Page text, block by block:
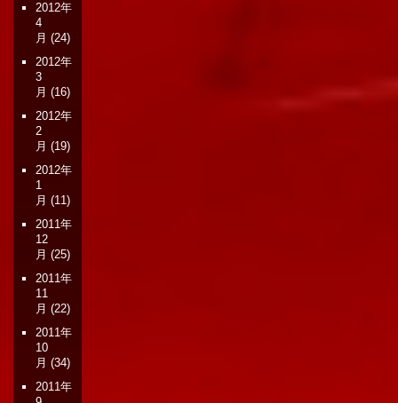
2012年
4
月 (24)
2012年
3
月 (16)
2012年
2
月 (19)
2012年
1
月 (11)
2011年
12
月 (25)
2011年
11
月 (22)
2011年
10
月 (34)
2011年